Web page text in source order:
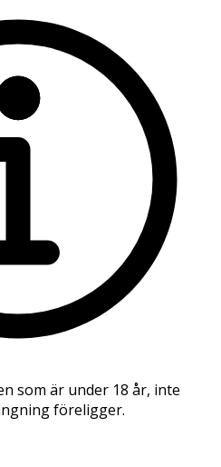
som är under 18 år, inte
föreligger.